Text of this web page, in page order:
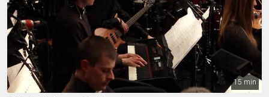
15 min